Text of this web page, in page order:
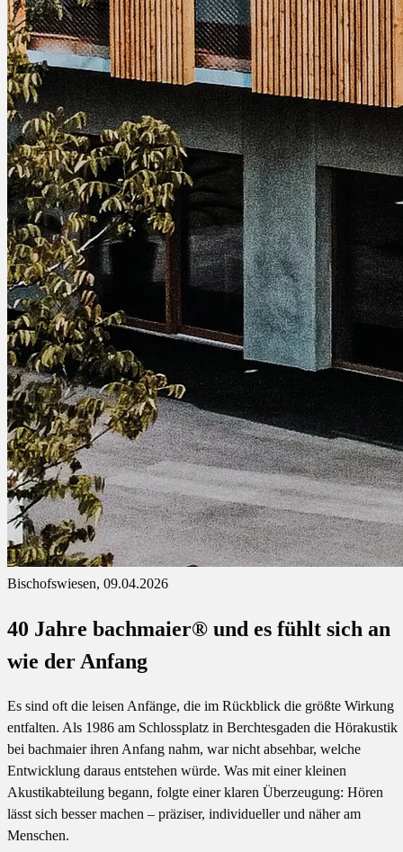
Bischofswiesen, 09.04.2026
40 Jahre bachmaier® und es fühlt sich an
wie der Anfang
Es sind oft die leisen Anfänge, die im Rückblick die größte Wirkung
entfalten. Als 1986 am Schlossplatz in Berchtesgaden die Hörakustik
bei bachmaier ihren Anfang nahm, war nicht absehbar, welche
Entwicklung daraus entstehen würde. Was mit einer kleinen
Akustikabteilung begann, folgte einer klaren Überzeugung: Hören
lässt sich besser machen – präziser, individueller und näher am
Menschen.